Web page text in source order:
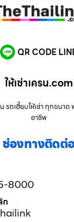
QR CODE
ให้เช่าเครน.com
รถเฮี๊ยบให้เช่า ทุกขนา
อาชีพ
ช่องทางติดต่
8000
ก